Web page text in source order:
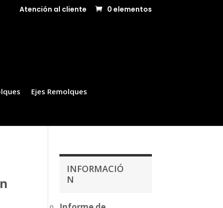
Atención al cliente 0 elementos
Ejes Remolques
INFORMACIÓ
N